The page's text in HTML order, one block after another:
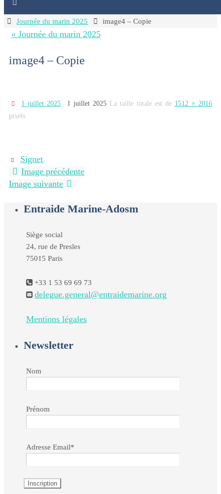
HomeJournée du marin 2025 image4 – Copie
« Journée du marin 2025
image4 – Copie
1 juillet 2025 1 juillet 2025 La taille totale est de 1512 × 2016
pixels
Signet.
Image précédente
Image suivante
Entraide Marine-Adosm
Siège social
24, rue de Presles
75015 Paris
+33 1 53 69 69 73
delegue.general@entraidemarine.org
Mentions légales
Newsletter
Nom
Prénom
Adresse Email*